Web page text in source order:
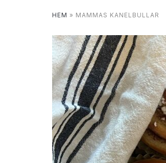
HEM » MAMMAS KANELBULLAR